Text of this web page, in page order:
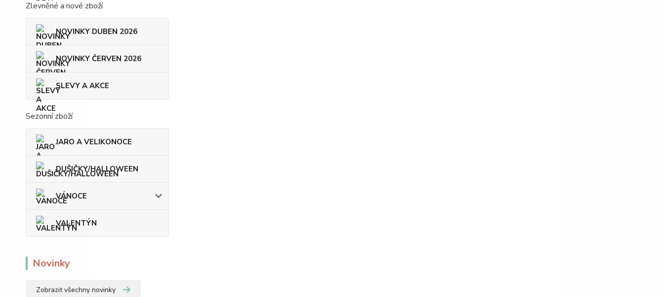
Zlevněné a nové zboží
NOVINKY DUBEN 2026
NOVINKY ČERVEN 2026
SLEVY A AKCE
Sezonní zboží
JARO A VELIKONOCE
DUŠIČKY/HALLOWEEN
VÁNOCE
VALENTÝN
Novinky
Zobrazit všechny novinky